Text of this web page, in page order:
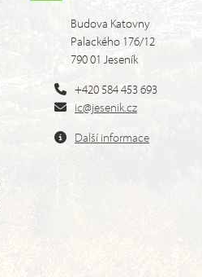
Budova Katovny
Palackého 176/12
790 01 Jeseník
+420 584 453 693
ic@jesenik.cz
Další informace